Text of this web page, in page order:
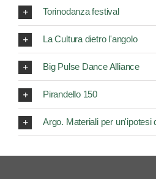
Torinodanza festival
La Cultura dietro l'angolo
Big Pulse Dance Alliance
Pirandello 150
Argo. Materiali per un'ipotesi